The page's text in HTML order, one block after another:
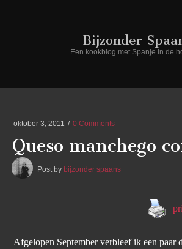
Bijzonder
Een kookblog met Spanje in de
oktober 3, 2011 0 Comments
Queso manchego
Post by bijzonder spaans
Afgelopen September verbleef ik een paar